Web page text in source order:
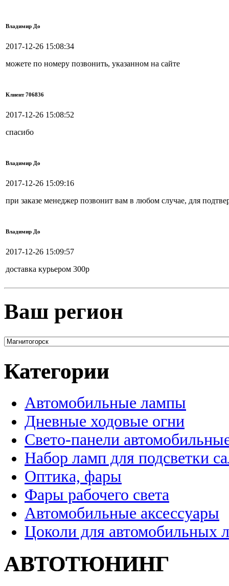
Владимир До
2017-12-26 15:08:34
можете по номеру позвонить, указанном на сайте
Клиент 706836
2017-12-26 15:08:52
спасибо
Владимир До
2017-12-26 15:09:16
при заказе менеджер позвонит вам в любом случае, для
Владимир До
2017-12-26 15:09:57
доставка курьером 300р
Ваш регион
Категории
Автомобильные лампы
Дневные ходовые огни
Свето-панели
Набор ламп для подсветки
Оптика, фары
Фары рабочего света
Автомобильные аксессуары
Цоколи для автомобильных
АВТОТЮНИНГ